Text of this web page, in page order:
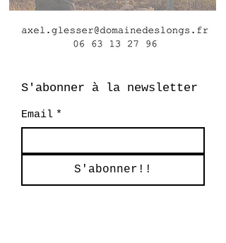
S'abonner à la newsletter
Email *
S'abonner!!